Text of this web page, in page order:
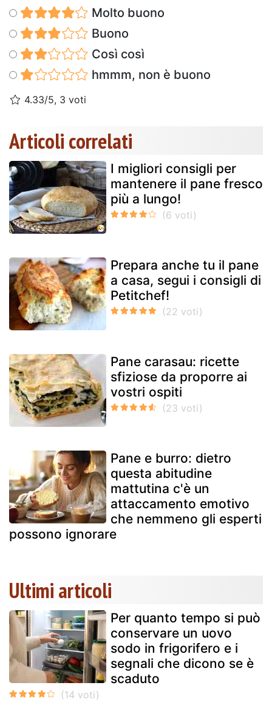
Molto buono
Buono
Così così
hmmm, non è buono
4.33/5, 3 voti
Articoli correlati
I migliori consigli per
mantenere il pane fresco
più a lungo!
Prepara anche tu il pane
a casa, segui i consigli di
Petitchef!
Pane carasau: ricette
sfiziose da proporre ai
vostri ospiti
Pane e burro: dietro
questa abitudine
mattutina c'è un
attaccamento emotivo
che nemmeno gli esperti
possono ignorare
Ultimi articoli
Per quanto tempo si può
conservare un uovo
sodo in frigorifero e i
segnali che dicono se è
scaduto